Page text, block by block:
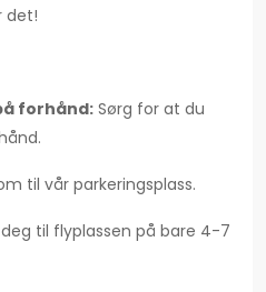
det!
forhånd: Sørg for at du
til vår parkeringsplass.
til flyplassen på bare 4-7